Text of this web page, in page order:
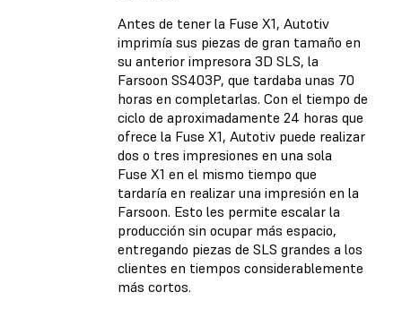
Antes de tener la Fuse X1, Autotiv
imprimía sus piezas de gran tamaño en
su anterior impresora 3D SLS, la
Farsoon SS403P, que tardaba unas 70
horas en completarlas. Con el tiempo de
ciclo de aproximadamente 24 horas que
ofrece la Fuse X1, Autotiv puede realizar
dos o tres impresiones en una sola
Fuse X1 en el mismo tiempo que
tardaría en realizar una impresión en la
Farsoon. Esto les permite escalar la
producción sin ocupar más espacio,
entregando piezas de SLS grandes a los
clientes en tiempos considerablemente
más cortos.